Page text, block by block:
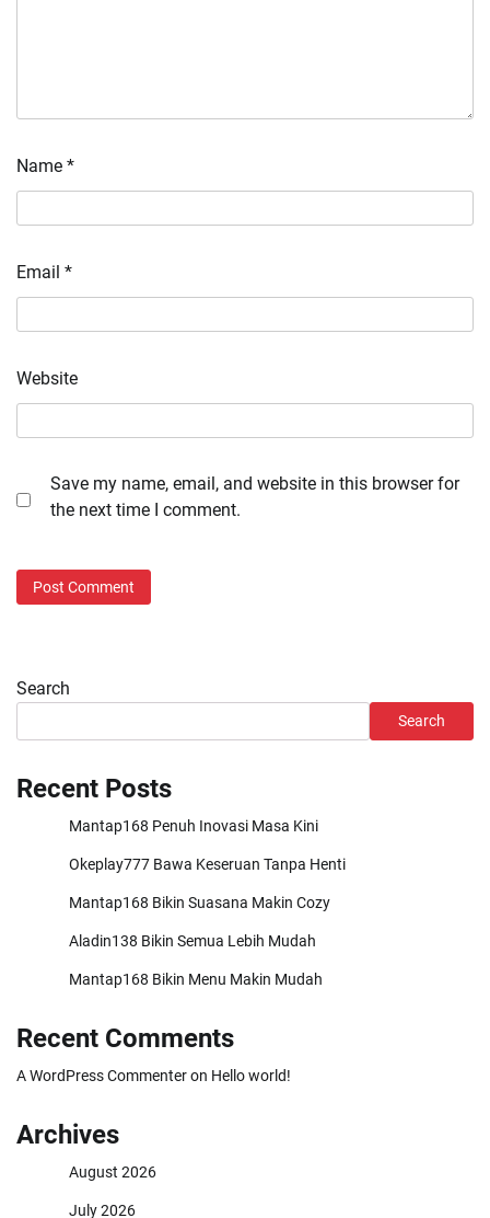
Name *
Email *
Website
Save my name, email, and website in this browser for
the next time I comment.
Search
Search
Recent Posts
Mantap168 Penuh Inovasi Masa Kini
Okeplay777 Bawa Keseruan Tanpa Henti
Mantap168 Bikin Suasana Makin Cozy
Aladin138 Bikin Semua Lebih Mudah
Mantap168 Bikin Menu Makin Mudah
Recent Comments
A WordPress Commenteron Hello world!
Archives
August 2026
July 2026